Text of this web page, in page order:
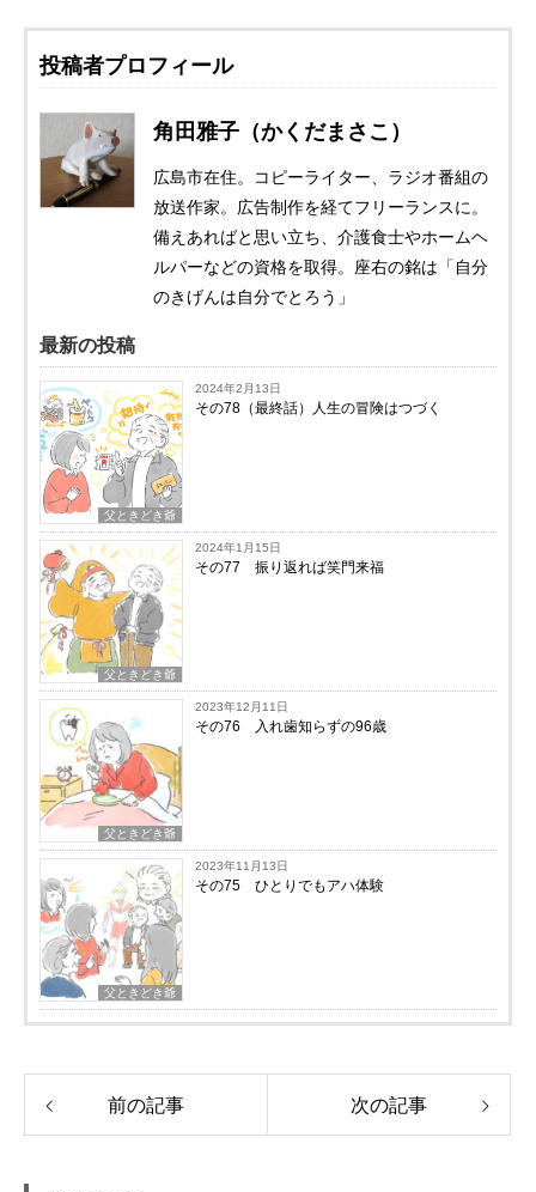
投稿者プロフィール
角田雅子（かくだまさこ）
広島市在住。コピーライター、ラジオ番組の
放送作家。広告制作を経てフリーランスに。
備えあればと思い立ち、介護食士やホームヘ
ルパーなどの資格を取得。座右の銘は「自分
のきげんは自分でとろう」
最新の投稿
父ときどき爺
2024年2月13日
その78（最終話）人生の冒険はつづく
父ときどき爺
2024年1月15日
その77 振り返れば笑門来福
父ときどき爺
2023年12月11日
その76 入れ歯知らずの96歳
父ときどき爺
2023年11月13日
その75 ひとりでもアハ体験
前の記事 次の記事